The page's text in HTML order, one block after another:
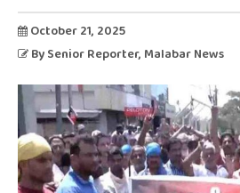
October 21, 2025
By Senior Reporter, Malabar News